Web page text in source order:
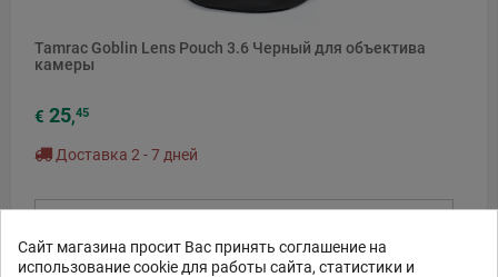
Сайт магазина просит Вас принять соглашение на
использование cookie для работы сайта, статистики и
Tamrac Goblin Lens Pouch 3.6 Черный для объектива
камеры
€ 25,45
Доставка 2 - 7 дней
В КОРЗИНУ